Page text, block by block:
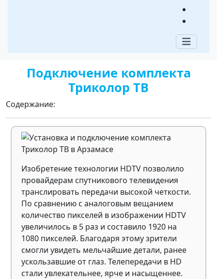
Подключение комплекта
Триколор ТВ
Содержание:
Изобретение технологии HDTV позволило
провайдерам спутникового телевидения
транслировать передачи высокой четкости.
По сравнению с аналоговым вещанием
количество пикселей в изображении HDTV
увеличилось в 5 раз и составило 1920 на
1080 пикселей. Благодаря этому зрители
смогли увидеть мельчайшие детали, ранее
ускользавшие от глаз. Телепередачи в HD
стали увлекательнее, ярче и насыщеннее.